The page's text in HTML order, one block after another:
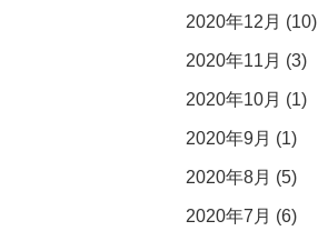
2020年12月 (10)
2020年11月 (3)
2020年10月 (1)
2020年9月 (1)
2020年8月 (5)
2020年7月 (6)